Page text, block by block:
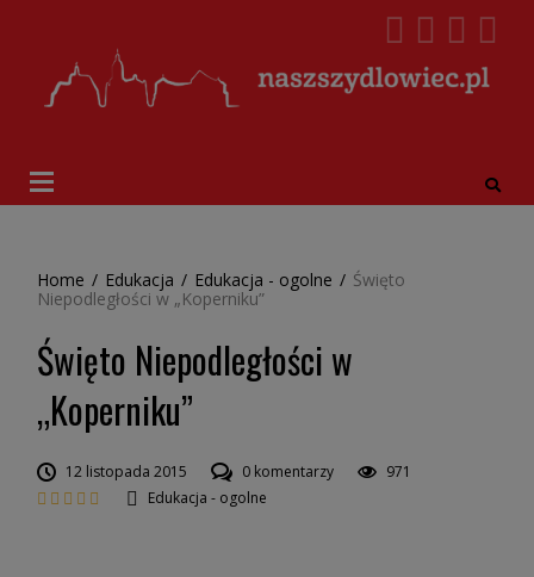
Home / Edukacja / Edukacja - ogolne / Święto
Niepodległości w „Koperniku”
Święto Niepodległości w
„Koperniku”
12 listopada 2015 0 komentarzy
971
Edukacja - ogolne